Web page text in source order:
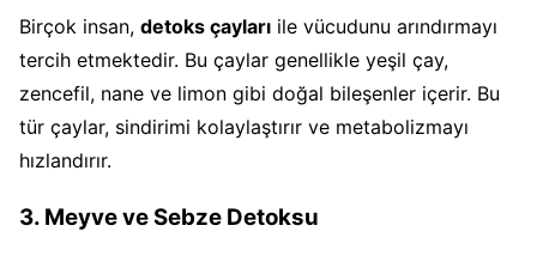
Birçok insan, detoks çayları ile vücudunu arındırmayı
tercih etmektedir. Bu çaylar genellikle yeşil çay,
zencefil, nane ve limon gibi doğal bileşenler içerir. Bu
tür çaylar, sindirimi kolaylaştırır ve metabolizmayı
hızlandırır.
3. Meyve ve Sebze Detoksu